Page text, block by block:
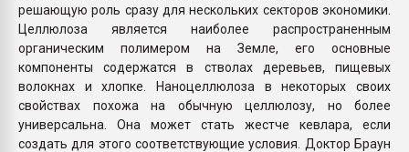
решающую роль сразу для нескольких секторов экономики.
Целлюлоза является наиболее распространенным
органическим полимером на Земле, его основные
компоненты содержатся в стволах деревьев, пищевых
волокнах и хлопке. Наноцеллюлоза в некоторых своих
свойствах похожа на обычную целлюлозу, но более
универсальна. Она может стать жестче кевлара, если
создать для этого соответствующие условия. Доктор Браун